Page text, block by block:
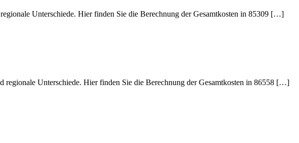
Unterschiede. Hier finden Sie die Berechnung der Gesamtkosten in 85309 […]
regionale Unterschiede. Hier finden Sie die Berechnung der Gesamtkosten in 86558 […]